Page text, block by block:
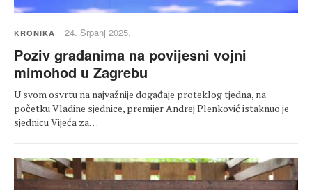
KRONIKA 24. Srpanj 2025.
Poziv građanima na povijesni vojni
mimohod u Zagrebu
U svom osvrtu na najvažnije događaje proteklog tjedna, na
početku Vladine sjednice, premijer Andrej Plenković istaknuo je
sjednicu Vijeća za…